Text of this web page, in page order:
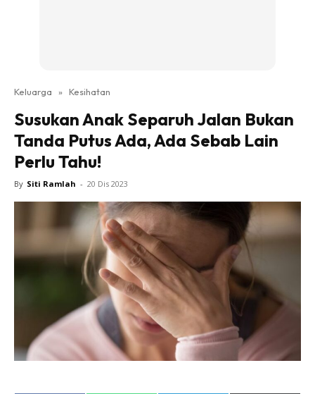
Keluarga » Kesihatan
Susukan Anak Separuh Jalan Bukan
Tanda Putus Ada, Ada Sebab Lain
Perlu Tahu!
By Siti Ramlah - 20 Dis 2023